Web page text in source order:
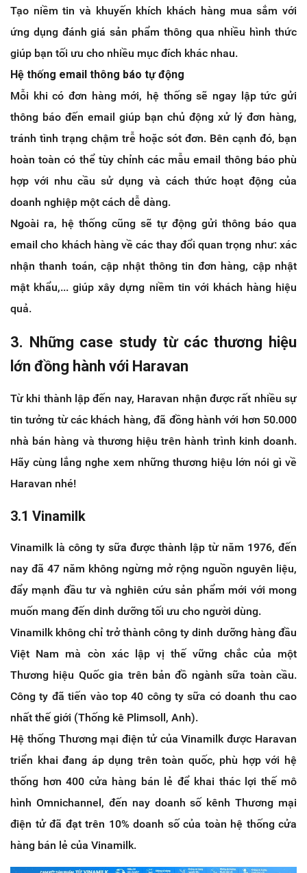
Tạo niềm tin và khuyến khích khách hàng mua sắm với
ứng dụng đánh giá sản phẩm thông qua nhiều hình thức
giúp bạn tối ưu cho nhiều mục đích khác nhau.
Hệ thống email thông báo tự động
Mỗi khi có đơn hàng mới, hệ thống sẽ ngay lập tức gửi
thông báo đến email giúp bạn chủ động xử lý đơn hàng,
tránh tình trạng chậm trễ hoặc sót đơn. Bên cạnh đó, bạn
hoàn toàn có thể tùy chỉnh các mẫu email thông báo phù
hợp với nhu cầu sử dụng và cách thức hoạt động của
doanh nghiệp một cách dễ dàng.
Ngoài ra, hệ thống cũng sẽ tự động gửi thông báo qua
email cho khách hàng về các thay đổi quan trọng như: xác
nhận thanh toán, cập nhật thông tin đơn hàng, cập nhật
mật khẩu,... giúp xây dựng niềm tin với khách hàng hiệu
quả.
3. Những case study từ các thương hiệu
lớn đồng hành với Haravan
Từ khi thành lập đến nay, Haravan nhận được rất nhiều sự
tin tưởng từ các khách hàng, đã đồng hành với hơn 50.000
nhà bán hàng và thương hiệu trên hành trình kinh doanh.
Hãy cùng lắng nghe xem những thương hiệu lớn nói gì về
Haravan nhé!
3.1 Vinamilk
Vinamilk là công ty sữa được thành lập từ năm 1976, đến
nay đã 47 năm không ngừng mở rộng nguồn nguyên liệu,
đẩy mạnh đầu tư và nghiên cứu sản phẩm mới với mong
muốn mang đến dinh dưỡng tối ưu cho người dùng.
Vinamilk không chỉ trở thành công ty dinh dưỡng hàng đầu
Việt Nam mà còn xác lập vị thế vững chắc của một
Thương hiệu Quốc gia trên bản đồ ngành sữa toàn cầu.
Công ty đã tiến vào top 40 công ty sữa có doanh thu cao
nhất thế giới (Thống kê Plimsoll, Anh).
Hệ thống Thương mại điện tử của Vinamilk được Haravan
triển khai đang áp dụng trên toàn quốc, phù hợp với hệ
thống hơn 400 cửa hàng bán lẻ để khai thác lợi thế mô
hình Omnichannel, đến nay doanh số kênh Thương mại
điện tử đã đạt trên 10% doanh số của toàn hệ thống cửa
hàng bán lẻ của Vinamilk.